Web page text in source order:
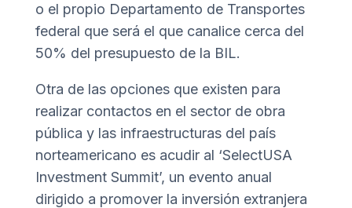
o el propio Departamento de Transportes
federal que será el que canalice cerca del
50% del presupuesto de la BIL.
Otra de las opciones que existen para
realizar contactos en el sector de obra
pública y las infraestructuras del país
norteamericano es acudir al ‘SelectUSA
Investment Summit’, un evento anual
dirigido a promover la inversión extranjera